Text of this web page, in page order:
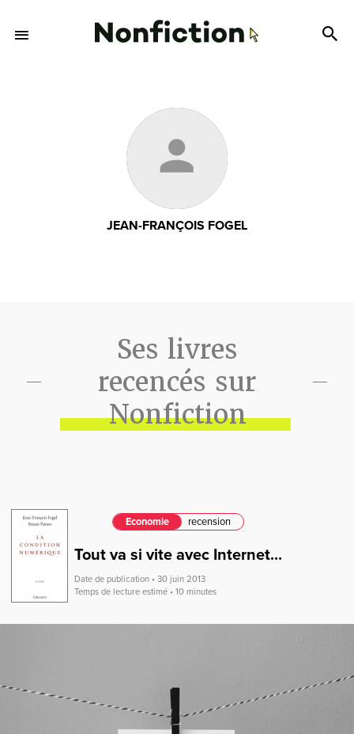
JEAN-FRANÇOIS FOGEL
Ses livres
recencés sur
Nonfiction
Economie recension
Tout va si vite avec Internet...
Date de publication • 30 juin 2013
Temps de lecture estimé • 10 minutes